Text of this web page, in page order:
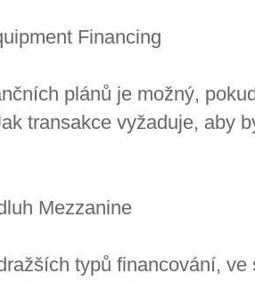
Financing
plánů je možný,
transakce vyžaduje, aby
Mezzanine
typů financování,